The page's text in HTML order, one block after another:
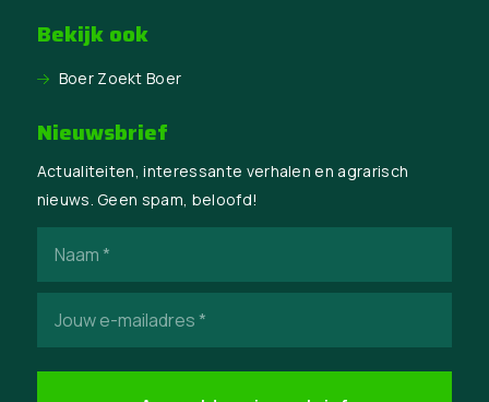
Bekijk ook
Boer Zoekt Boer
Nieuwsbrief
Actualiteiten, interessante verhalen en agrarisch
nieuws. Geen spam, beloofd!
mailadres